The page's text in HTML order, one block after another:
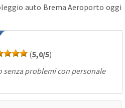
auto Brema Aeroporto oggi
(5,0/5)
senza problemi con personale